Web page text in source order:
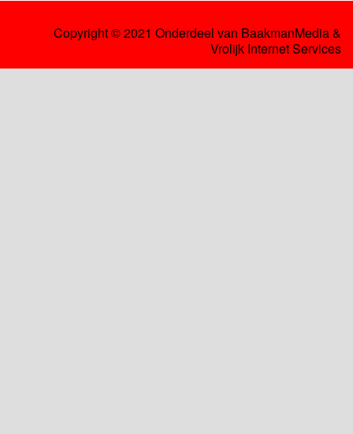
Copyright © 2021 Onderdeel van BaakmanMedia&
Vrolijk Internet Services